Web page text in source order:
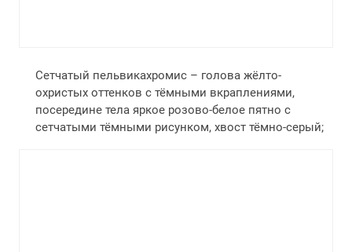
Сетчатый пельвикахромис – голова жёлто-
охристых оттенков с тёмными вкраплениями,
посередине тела яркое розово-белое пятно с
сетчатыми тёмными рисунком, хвост тёмно-серый;